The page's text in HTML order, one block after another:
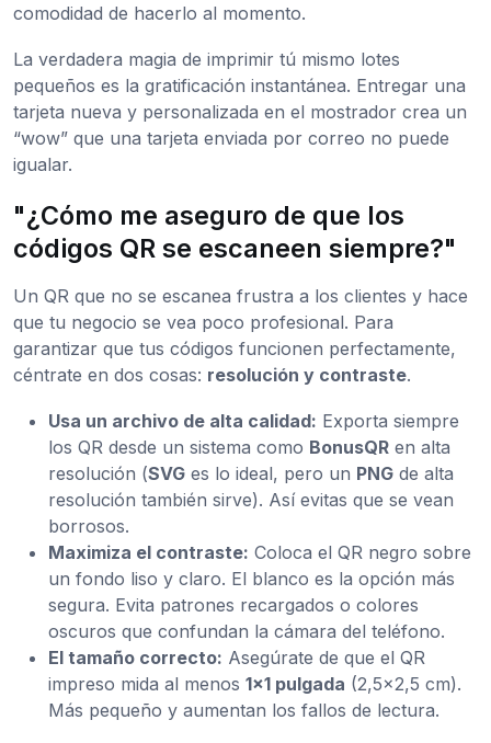
comodidad de hacerlo al momento.
La verdadera magia de imprimir tú mismo lotes
pequeños es la gratificación instantánea. Entregar una
tarjeta nueva y personalizada en el mostrador crea un
“wow” que una tarjeta enviada por correo no puede
igualar.
"¿Cómo me aseguro de que los
códigos QR se escaneen siempre?"
Un QR que no se escanea frustra a los clientes y hace
que tu negocio se vea poco profesional. Para
garantizar que tus códigos funcionen perfectamente,
céntrate en dos cosas: resolución y contraste.
Usa un archivo de alta calidad: Exporta siempre
los QR desde un sistema como BonusQR en alta
resolución (SVG es lo ideal, pero un PNG de alta
resolución también sirve). Así evitas que se vean
borrosos.
Maximiza el contraste: Coloca el QR negro sobre
un fondo liso y claro. El blanco es la opción más
segura. Evita patrones recargados o colores
oscuros que confundan la cámara del teléfono.
El tamaño correcto: Asegúrate de que el QR
impreso mida al menos 1x1 pulgada (2,5x2,5 cm).
Más pequeño y aumentan los fallos de lectura.